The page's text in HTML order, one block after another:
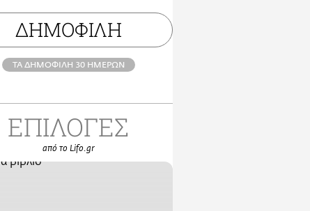
ΔΗΜΟΦΙΛΗ
ΤΑ ΔΗΜΟΦΙΛΗ 30 ΗΜΕΡΩΝ
ΕΠΙΛΟΓΕΣ
από το Lifo.gr